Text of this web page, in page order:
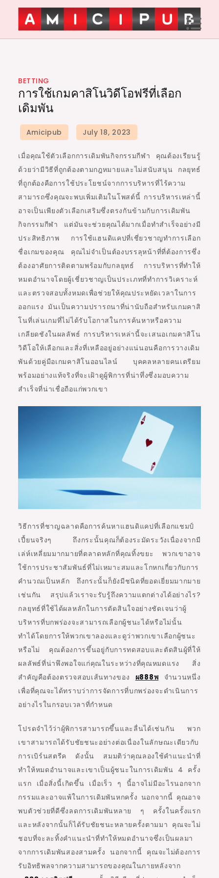
contentAmici Pub
BETTING
การใช้เกมคาสิโนวิดีโอฟรีที่เลือก
เดิมพัน
เมื่อคุณใช้ตัวเลือกการเดิมพันกิจกรรมกีฬา คุณต้องเรียนรู้
ด้วยว่ามีวิธีที่ถูกต้องตามกฎหมายและไม่สนับสนุน กลยุทธ์
ที่ถูกต้องคือการใช้ประโยชน์จากการบริหารที่ไร้ความ
สามารถซึ่งคุณจะพบเพิ่มเติมในโพสต์นี้ การบริหารเหล่านี้
อาจเป็นเพียงตัวเลือกเสริมซึ่งตรงกันข้ามกับการเดิมพัน
กิจกรรมกีฬา แต่มันจะช่วยคุณได้มากเมื่อทำสำเร็จอย่างมี
ประสิทธิภาพ การใช้แฮนดิแคปที่เชี่ยวชาญทำการเลือก
ชื่อเกมของคุณ คุณไม่จำเป็นต้องบรรลุหน้าที่ที่ต้องการซึ่ง
ต้องอาศัยการติดตามพร้อมกับกลยุทธ์ การบริหารที่ทำให้
หมดอำนาจโดยผู้เชี่ยวชาญเป็นประเภทที่ทำการวิเคราะห์
และตรวจสอบทั้งหมดเพื่อช่วยให้คุณประหยัดเวลาในการ
ออกแรง มันเป็นความปรารถนาที่น่านับถือสำหรับเกมคาสิ
โนที่เล่นเกมที่ไม่ได้รับโอกาสในการค้นหาหรือความ
เกลียดชังในผลลัพธ์ การบริหารเหล่านี้จะเสนอเกมคาสิโน
วิดีโอให้เลือกและสิ่งที่เหลืออยู่อย่างแน่นอนคือการวางเดิม
พันด้วยคู่มือเกมคาสิโนออนไลน์ บุคคลหลายคนเตรียม
พร้อมอย่างแท้จริงที่จะเฝ้าดูผู้พิการที่น่าทึ่งซึ่งมอบความ
สำเร็จที่น่าเชื่อถือแก่พวกเขา
วิธีการที่ชาญฉลาดคือการค้นหาแฮนดิแคปที่เลือกแชมป์
เปี้ยนจริงๆ ถึงกระนั้นคุณก็ต้องระมัดระวังเนื่องจากมี
เล่ห์เหลี่ยมมากมายที่ตลาดหลักที่คุณทิ้งขยะ พวกเขาอาจ
ใช้การประชาสัมพันธ์ที่ไม่เหมาะสมและโกหกเกี่ยวกับการ
คำนวณเป็นหลัก ถึงกระนั้นก็ยังมีชนิดที่ยอดเยี่ยมมากมาย
เช่นกัน สรุปแล้วเราจะรับรู้ถึงความแตกต่างได้อย่างไร?
กลยุทธ์ที่ใช้ได้ผลหลักในการตัดสินใจอย่างชัดเจนว่าผู้
บริหารที่บกพร่องจะสามารถเลือกผู้ชนะได้หรือไม่นั้น
ทำได้โดยการให้พวกเขาลองและดูว่าพวกเขาเลือกผู้ชนะ
หรือไม่ คุณต้องการขึ้นอยู่กับการทดสอบและตัดสินผู้ที่ให้
ผลลัพธ์ที่น่าพึงพอใจแก่คุณในระหว่างที่คุณหมดแรง สิ่ง
สำคัญคือต้องตรวจสอบเส้นทางของ ผ888พ จำนวนหนึ่ง
เพื่อที่คุณจะได้ทราบว่าการจัดการที่บกพร่องจะดำเนินการ
อย่างไรในกรอบเวลาที่กำหนด
โปรดจำไว้ว่าผู้พิการสามารถขึ้นและลื่นได้เช่นกัน พวก
เขาสามารถได้รับชัยชนะอย่างต่อเนื่องในลักษณะเดียวกับ
การเบิร์นสตรีค ดังนั้น สมมติว่าคุณลองใช้คำแนะนำที่
ทำให้หมดอำนาจและเขาเป็นผู้ชนะในการเดิมพัน 4 ครั้ง
แรก เมื่อสิ่งนี้เกิดขึ้น เมื่อเร็ว ๆ นี้อาจไม่มีอะไรนอกจาก
กรรมและอาจแพ้ในการเดิมพันหกครั้ง นอกจากนี้ คุณอาจ
พบตัวช่วยที่ดีซึ่งลดการเดิมพันหลาย ๆ ครั้งในครั้งแรก
และหลังจากนั้นก็ได้รับชัยชนะหลายครั้งตามมา คุณจะไม่
ชอบที่จะละทิ้งคำแนะนำที่ทำให้หมดอำนาจซึ่งเป็นผลมา
จากการเดิมพันสองสามครั้ง นอกจากนี้ คุณจะไม่ต้องการ
รับอิทธิพลจากความสามารถของคุณในภายหลังจาก